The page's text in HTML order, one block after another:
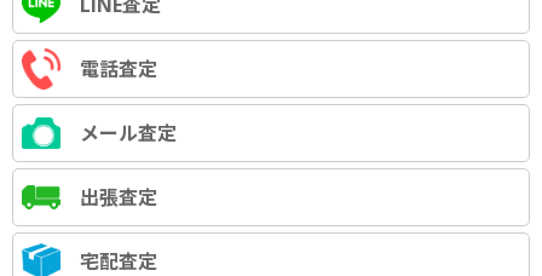
電話査定
メール査定
出張査定
宅配査定